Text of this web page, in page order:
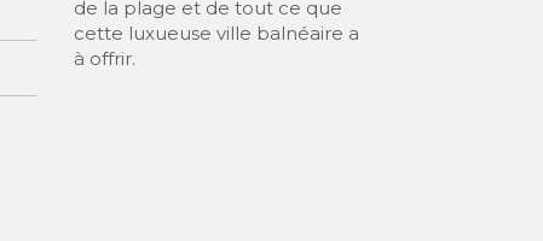
de la plage et de tout ce que
cette luxueuse ville balnéaire a
à offrir.